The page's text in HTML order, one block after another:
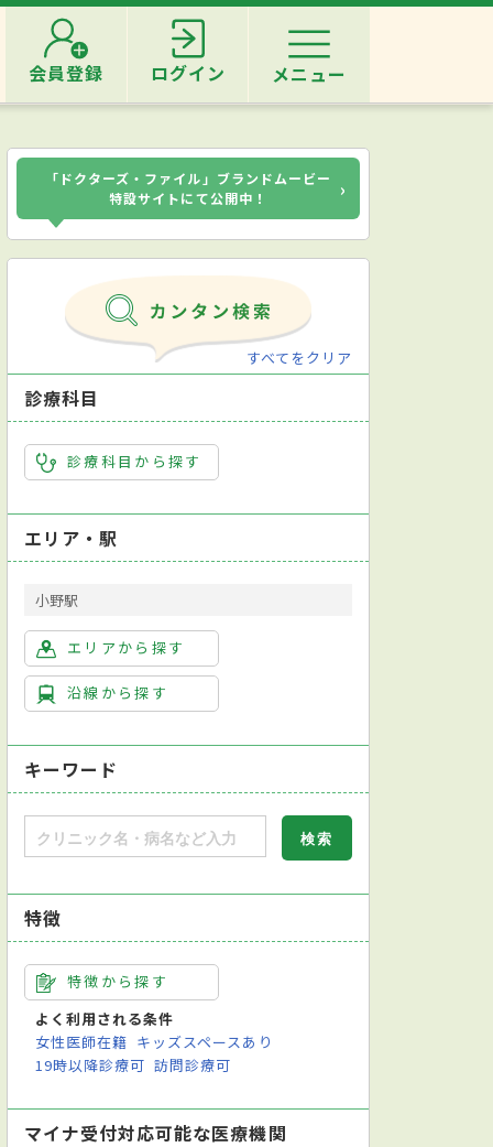
会員登録 ログイン メニュー
「ドクターズ・ファイル」ブランドムービー
特設サイトにて公開中！
›
すべてをクリア
診療科目
診療科目から探す
エリア・駅
小野駅
エリアから探す
沿線から探す
キーワード
特徴
特徴から探す
よく利用される条件
女性医師在籍 キッズスペースあり
19時以降診療可 訪問診療可
マイナ受付対応可能な医療機関